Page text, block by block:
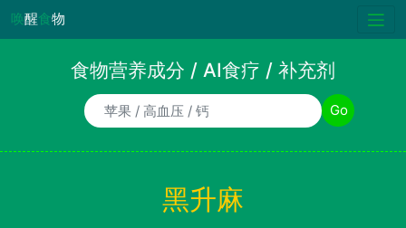
唤醒食物
食物营养成分 / AI食疗 / 补充剂
食物/AI食疗诉求/补充剂名称 Go
黑升麻